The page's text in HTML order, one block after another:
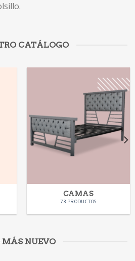
CATÁLOGO
CAMAS
73 PRODUCTOS
MÁS NUEVO